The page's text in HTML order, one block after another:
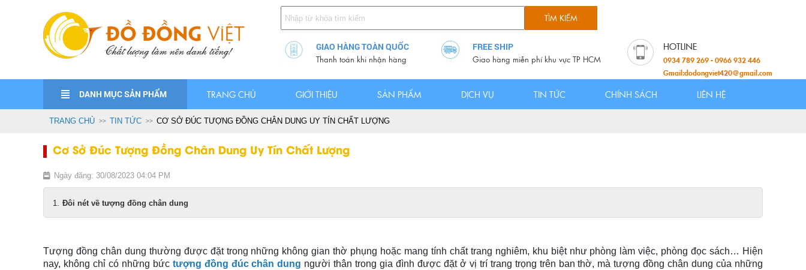
GIAO HÀNG TOÀN QUỐC
Thanh toán khi nhận hàng
FREE SHIP
Giao hàng miễn phí khu vực TP HCM
0934 789 269 - 0966 932 446
Gmail:dodongviet420@gmail.com
DANH MỤC SẢN PHẨM TRANG CHỦ GIỚI THIỆU SẢN PHẨM DỊCH VỤ TIN TỨC CHÍNH SÁCH LIÊN HỆ
TRANG CHỦ TIN TỨC CƠ SỞ ĐÚC TƯỢNG ĐỒNG CHÂN DUNG UY TÍN CHẤT LƯỢNG
Cơ Sở Đúc Tượng Đồng Chân Dung Uy Tín Chất Lượng
Ngày đăng: 30/08/2023 04:04 PM
Đôi nét về tượng đồng chân dung
Tượng đồng chân dung thường được đặt trong những không gian thờ phụng hoặc mang tính chất trang nghiêm, khu biệt như phòng làm việc, phòng đọc sách… Hiện
nay, không chỉ có những bức tượng đồng đúc chân dung người thân trong gia đình được đặt ở vị trí trang trọng trên ban thờ, mà tượng đồng chân dung của những